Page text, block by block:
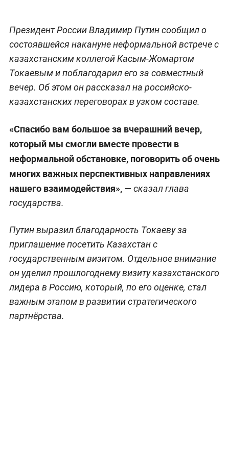
Президент России Владимир Путин сообщил о
состоявшейся накануне неформальной встрече с
казахстанским коллегой Касым-Жомартом
Токаевым и поблагодарил его за совместный
вечер. Об этом он рассказал на российско-
казахстанских переговорах в узком составе.
«Спасибо вам большое за вчерашний вечер,
который мы смогли вместе провести в
неформальной обстановке, поговорить об очень
многих важных перспективных направлениях
нашего взаимодействия»,— сказал глава
государства.
Путин выразил благодарность Токаеву за
приглашение посетить Казахстан с
государственным визитом. Отдельное внимание
он уделил прошлогоднему визиту казахстанского
лидера в Россию, который, по его оценке, стал
важным этапом в развитии стратегического
партнёрства.